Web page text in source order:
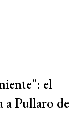
el
a Pullaro de